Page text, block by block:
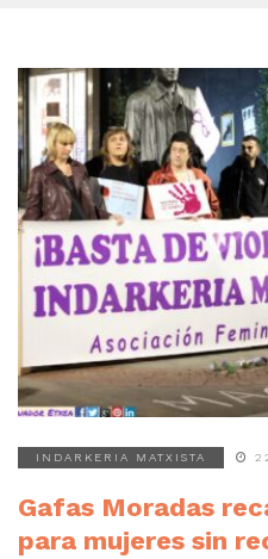
INDARKERIA MATXISTA
Gafas Moradas
para mujeres sin